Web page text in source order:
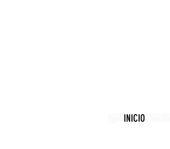
INICIO